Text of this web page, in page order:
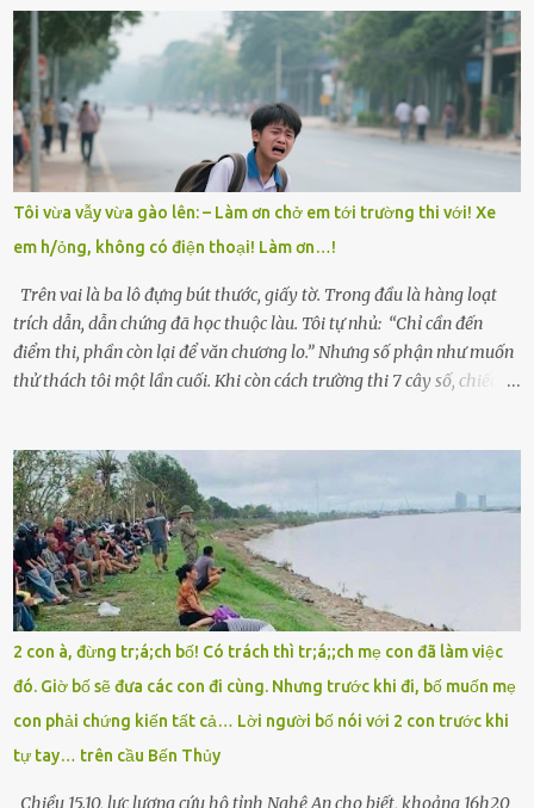
có tin tức. Mọi gánh nặng đổ dồn lên đôi vai gầy guộc của bà nội –
cụ Nguyễn Thị Đào – và cậu con trai cả là Trí, lúc đó mới chỉ 17 tuổi.
Trí là học sinh giỏi toàn huyện, học lớp 12 nhưng đã biết làm ruộng,
làm thuê, biết đi cày thuê từ 4h sáng rồi lại tất tả về đi học. Người
trong làng thương lắm, bảo: “Thằng Trí học giỏi mà hiền, sau này
nên ông này bà nọ đó!” Trí có ba cô em gái: Mai, Lan và Hương – ba
cái tên mẹ đặt lúc còn sống, mong tụi nhỏ sau này như hoa mai nở
giữa mùa đông. Nhưng hoa có đẹp mấy cũng cần đất màu, mà nhà
thì chỉ toàn đất sỏi đá và khốn khó. Năm đó, Trí đỗ Đại học Bách
Khoa Hà...
Tôi vừa vẫy vừa gào lên: – Làm ơn chở em tới trường thi với! Xe
em h/ỏng, không có điện thoại! Làm ơn…!
Trên vai là ba lô đựng bút thước, giấy tờ. Trong đầu là hàng loạt
trích dẫn, dẫn chứng đã học thuộc làu. Tôi tự nhủ: “Chỉ cần đến
điểm thi, phần còn lại để văn chương lo.” Nhưng số phận như muốn
thử thách tôi một lần cuối. Khi còn cách trường thi 7 cây số, chiếc xe
sực nhớ – điện thoại đang sạc, sáng nay quên mang theo! Giữa con
đường thưa thớt người qua lại, tôi hoảng loạn vẫy tay xin đi nhờ. –
Chú ơi, cháu đi thi, xe hỏng rồi! Làm ơn cho cháu đi nhờ với! – Cô ơi,
giúp cháu với, cháu không có điện thoại… Người thì lắc đầu. Người
thì tăng ga tránh xa như né một kẻ lừa đảo. Tôi gào lên giữa đường
như một kẻ mất trí. Vô ích. 6h10. Còn hơn 30 phút nữa. Trong đầu
tôi chỉ có một lựa chọn duy nhất: chạy. Tôi quăng xe vào vệ đường,
rút tờ giấy báo dự thi nhét túi áo, đeo ba lô và chạy . Chạy miết.
Chạy không ngừng. Qua ngã...
2 con à, đừng tr;á;ch bố! Có trách thì tr;á;;ch mẹ con đã làm việc
đó. Giờ bố sẽ đưa các con đi cùng. Nhưng trước khi đi, bố muốn mẹ
con phải chứng kiến tất cả… Lời người bố nói với 2 con trước khi
tự tay… trên cầu Bến Thủy
Chiều 15.10, lực lượng cứu hộ tỉnh Nghệ An cho biết, khoảng 16h20